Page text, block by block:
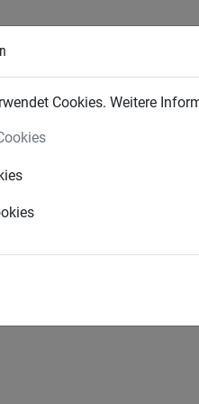
Cookies. Weitere
INDUSTRIENETZE